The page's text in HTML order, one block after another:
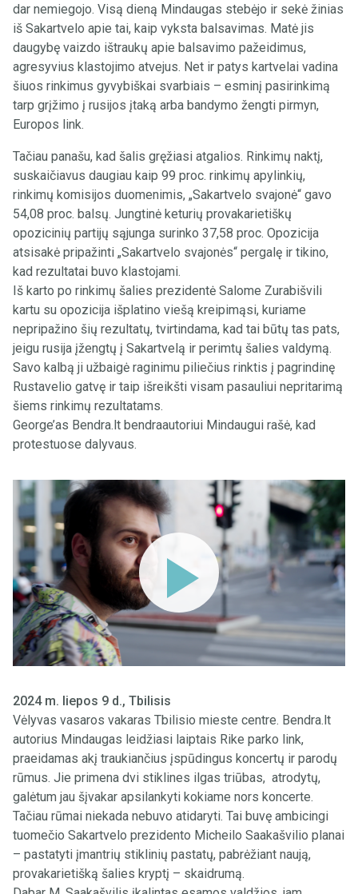
dar nemiegojo. Visą dieną Mindaugas stebėjo ir sekė žinias
iš Sakartvelo apie tai, kaip vyksta balsavimas. Matė jis
daugybę vaizdo ištraukų apie balsavimo pažeidimus,
agresyvius klastojimo atvejus. Net ir patys kartvelai vadina
šiuos rinkimus gyvybiškai svarbiais – esminį pasirinkimą
tarp grįžimo į rusijos įtaką arba bandymo žengti pirmyn,
Europos link.
Tačiau panašu, kad šalis gręžiasi atgalios. Rinkimų naktį,
suskaičiavus daugiau kaip 99 proc. rinkimų apylinkių,
rinkimų komisijos duomenimis, „Sakartvelo svajonė“ gavo
54,08 proc. balsų. Jungtinė keturių provakarietiškų
opozicinių partijų sąjunga surinko 37,58 proc. Opozicija
atsisakė pripažinti „Sakartvelo svajonės“ pergalę ir tikino,
kad rezultatai buvo klastojami.
Iš karto po rinkimų šalies prezidentė Salome Zurabišvili
kartu su opozicija išplatino viešą kreipimąsi, kuriame
nepripažino šių rezultatų, tvirtindama, kad tai būtų tas pats,
jeigu rusija įžengtų į Sakartvelą ir perimtų šalies valdymą.
Savo kalbą ji užbaigė raginimu piliečius rinktis į pagrindinę
Rustavelio gatvę ir taip išreikšti visam pasauliui nepritarimą
šiems rinkimų rezultatams.
George’as Bendra.lt bendraautoriui Mindaugui rašė, kad
protestuose dalyvaus.
2024 m. liepos 9 d., Tbilisis
Vėlyvas vasaros vakaras Tbilisio mieste centre. Bendra.lt
autorius Mindaugas leidžiasi laiptais Rike parko link,
praeidamas akį traukiančius įspūdingus koncertų ir parodų
rūmus. Jie primena dvi stiklines ilgas triūbas, atrodytų,
galėtum jau šįvakar apsilankyti kokiame nors koncerte.
Tačiau rūmai niekada nebuvo atidaryti. Tai buvę ambicingi
tuomečio Sakartvelo prezidento Micheilo Saakašvilio planai
– pastatyti įmantrių stiklinių pastatų, pabrėžiant naują,
provakarietišką šalies kryptį – skaidrumą.